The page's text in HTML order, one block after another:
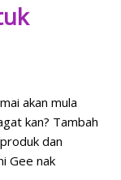
akan mula
kan? Tambah
dan
Gee nak